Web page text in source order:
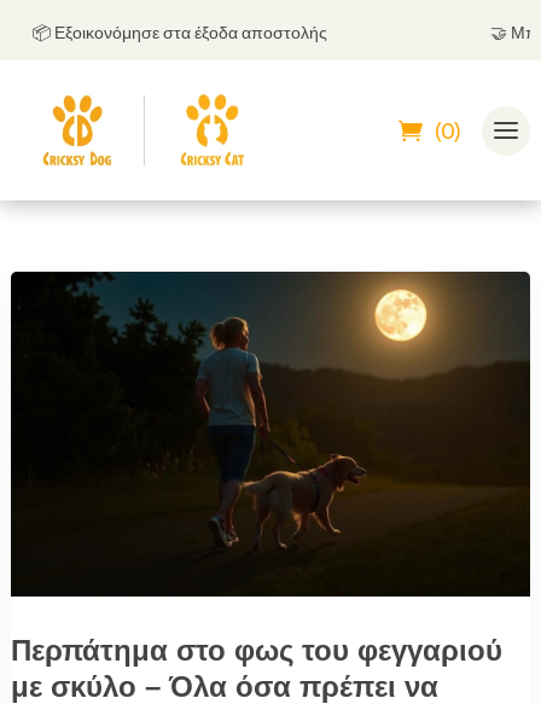
📦 Εξοικονόμησε στα έξοδα αποστολής
(0)
Περπάτημα στο φως του φεγγαριού
με σκύλο – Όλα όσα πρέπει να